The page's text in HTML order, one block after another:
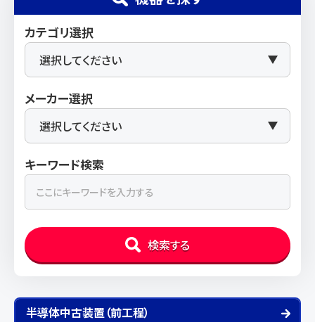
カテゴリ選択
メーカー選択
キーワード検索
検索する
半導体中古装置（前工程）